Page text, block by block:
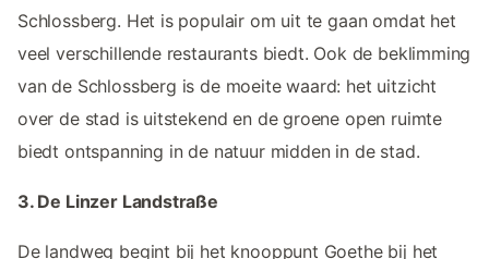
Schlossberg. Het is populair om uit te gaan omdat het
veel verschillende restaurants biedt. Ook de beklimming
van de Schlossberg is de moeite waard: het uitzicht
over de stad is uitstekend en de groene open ruimte
biedt ontspanning in de natuur midden in de stad.
3. De Linzer Landstraße
De landweg begint bij het knooppunt Goethe bij het